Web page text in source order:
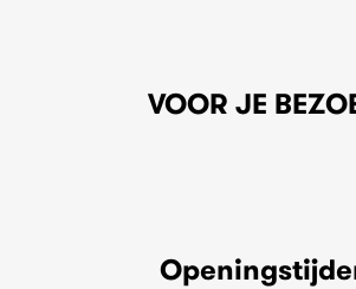
VOOR JE